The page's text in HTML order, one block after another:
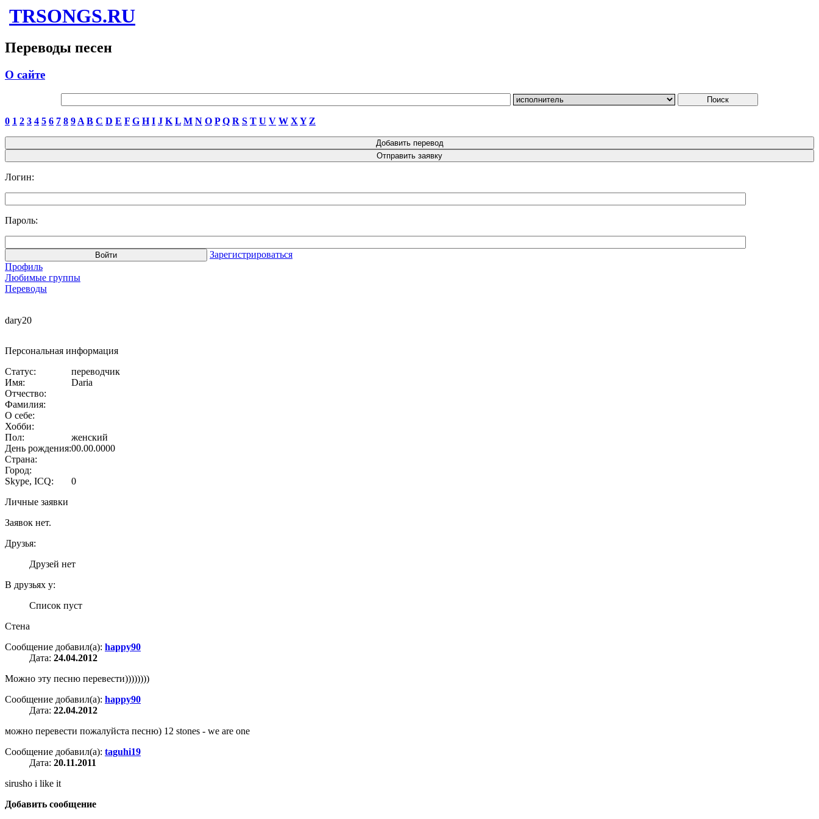
TRSONGS.RU
Переводы песен
О сайте
0 1 2 3 4 5 6 7 8 9 A B C D E F G H I J K L M N O P Q R S T U V W X Y Z
Логин:
Пароль:
Зарегистрироваться
Профиль
Любимые группы
Переводы
dary20
Персональная информация
Статус:
переводчик
Имя:
Daria
Отчество:
Фамилия:
О себе:
Хобби:
Пол:
женский
День рождения:00.00.0000
Страна:
Город:
Skype, ICQ:
0
Личные заявки
Заявок нет.
Друзья:
Друзей нет
В друзьях у:
Список пуст
Стена
Сообщение добавил(а): happy90
Дата: 24.04.2012
Можно эту песню перевести))))))))
Сообщение добавил(а): happy90
Дата: 22.04.2012
можно перевести пожалуйста песню) 12 stones - we are one
Сообщение добавил(а): taguhi19
Дата: 20.11.2011
sirusho i like it
Добавить сообщение